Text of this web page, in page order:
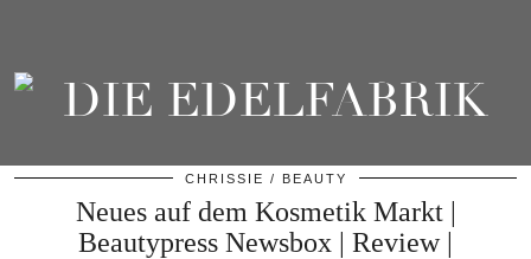
CHRISSIE BEAUTY
Neues auf dem Kosmetik Markt |
Beautypress Newsbox | Review |